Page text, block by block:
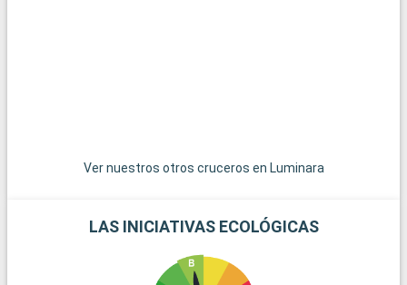
Ver nuestros otros cruceros en Luminara
LAS INICIATIVAS ECOLÓGICAS